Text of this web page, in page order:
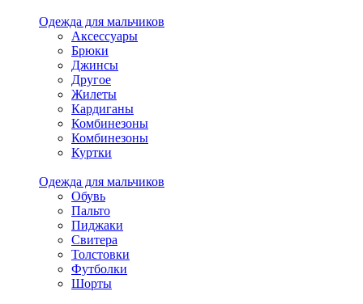
Одежда для мальчиков
Аксессуары
Брюки
Джинсы
Другое
Жилеты
Кардиганы
Комбинезоны
Комбинезоны
Куртки
Одежда для мальчиков
Обувь
Пальто
Пиджаки
Свитера
Толстовки
Футболки
Шорты